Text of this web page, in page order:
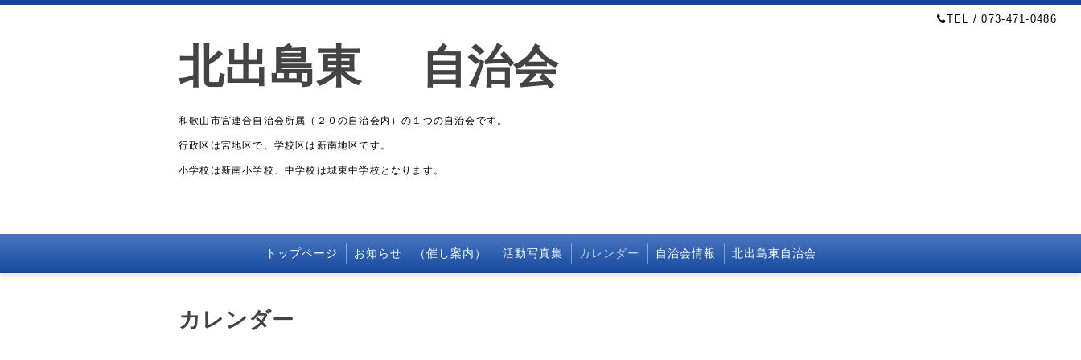
TEL / 073-471-0486
北出島東 自治会
和歌山市宮連合自治会所属（２０の自治会内）の１つの自治会です。
行政区は宮地区で、学校区は新南地区です。
小学校は新南小学校、中学校は城東中学校となります。
トップページ お知らせ （催し案内） 活動写真集 カレンダー 自治会情報 北出島東自治会
カレンダー